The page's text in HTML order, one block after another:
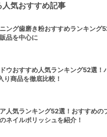
気おすすめ記事
ング歯磨き粉おすすめランキング
品を中心に
ウおすすめ人気ランキング52選！
り商品を徹底比較！
人気ランキング52選！おすすめの
ネイルポリッシュを紹介！